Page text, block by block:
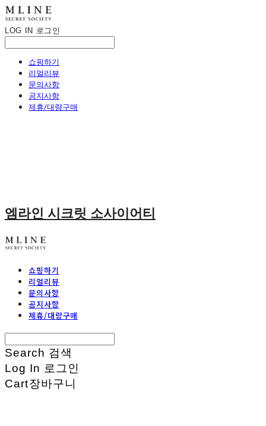
LOG IN 로그인
쇼핑하기
리얼리뷰
문의사항
공지사항
제휴/대량구매
엠라인 시크릿 소사이어티
쇼핑하기
리얼리뷰
문의사항
공지사항
제휴/대량구매
Search 검색
Log In 로그인
Cart장바구니